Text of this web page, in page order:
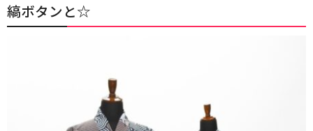
縞ボタンと☆